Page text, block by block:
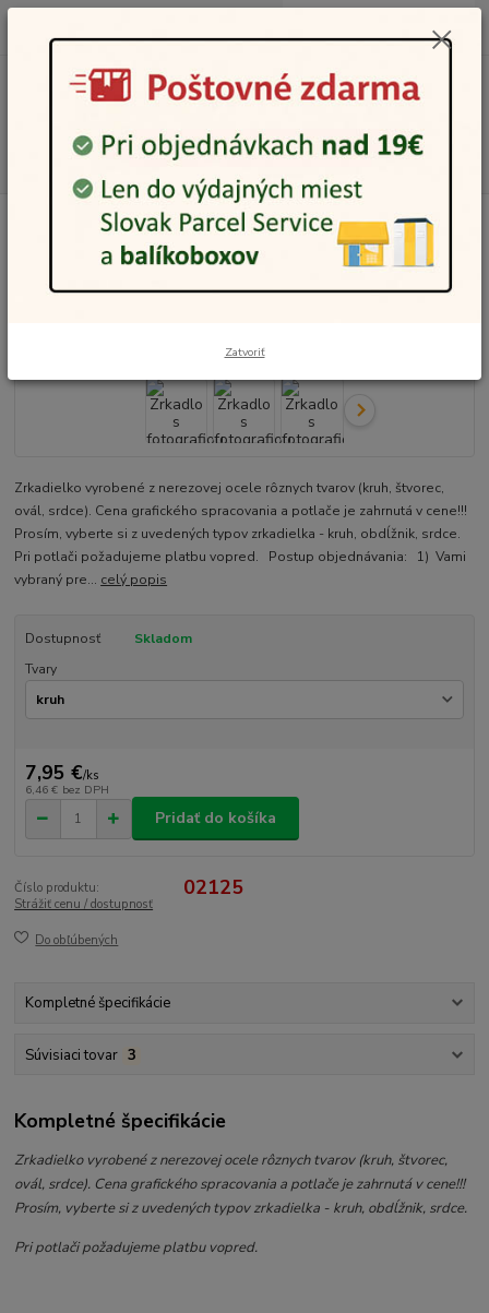
Menu
Hľadať
12:00-14:00
za0,00 €
Potlač Iné predmety Zrkadlo s fotografiou
Zrkadlo s fotografiou
Zrkadielko vyrobené z nerezovej ocele rôznych tvarov (kruh, štvorec,
ovál, srdce). Cena grafického spracovania a potlače je zahrnutá v cene!!!
Prosím, vyberte si z uvedených typov zrkadielka - kruh, obdĺžnik, srdce.
Pri potlači požadujeme platbu vopred. Postup objednávania: 1) Vami
vybraný pre... celý popis
Dostupnosť
Skladom
Tvary
7,95 €/ks
6,46 € bez DPH
Pridať do košíka
Číslo produktu: 02125
Strážiť cenu / dostupnosť
Do obľúbených
Kompletné špecifikácie
Súvisiaci tovar 3
Kompletné špecifikácie
Zrkadielko vyrobené z nerezovej ocele rôznych tvarov (kruh, štvorec,
ovál, srdce). Cena grafického spracovania a potlače je zahrnutá v cene!!!
Prosím, vyberte si z uvedených typov zrkadielka - kruh, obdĺžnik, srdce.
Pri potlači požadujeme platbu vopred.
Zatvoriť